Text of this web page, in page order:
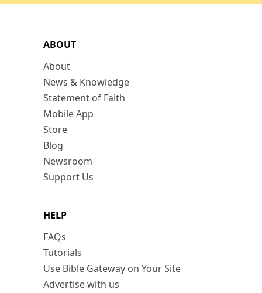
ABOUT
About
News & Knowledge
Statement of Faith
Mobile App
Store
Blog
Newsroom
Support Us
HELP
FAQs
Tutorials
Use Bible Gateway on Your Site
Advertise with us